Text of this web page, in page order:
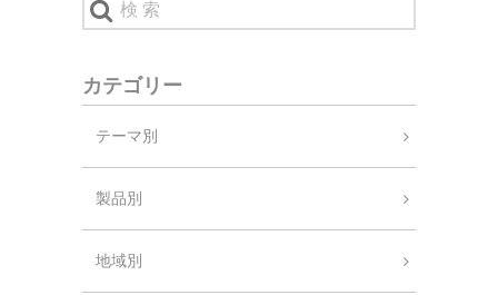
カテゴリー
テーマ別
製品別
地域別